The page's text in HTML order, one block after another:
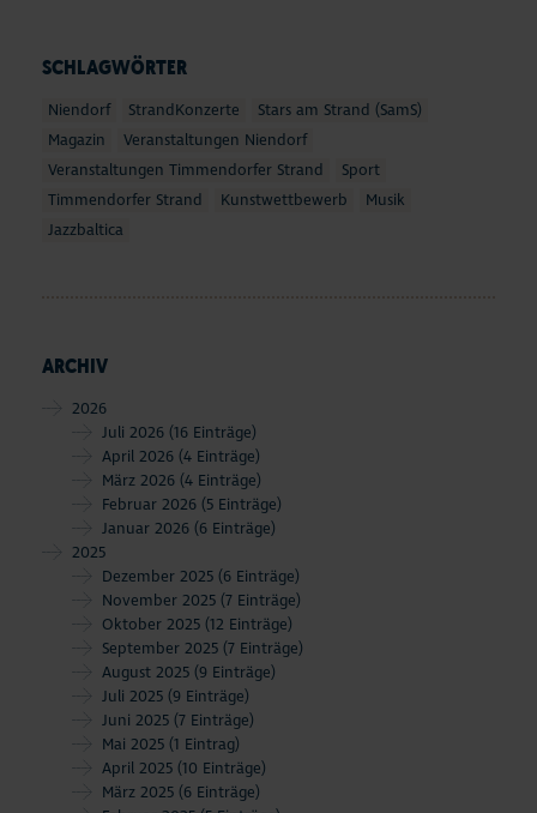
SCHLAGWÖRTER
Niendorf StrandKonzerte
Stars am Strand (SamS)
Magazin
Veranstaltungen Niendorf
Veranstaltungen Timmendorfer Strand
Sport
Timmendorfer Strand
Kunstwettbewerb
Musik
Jazzbaltica
ARCHIV
2026
Juli 2026 (16 Einträge)
April 2026 (4 Einträge)
März 2026 (4 Einträge)
Februar 2026 (5 Einträge)
Januar 2026 (6 Einträge)
2025
Dezember 2025 (6 Einträge)
November 2025 (7 Einträge)
Oktober 2025 (12 Einträge)
September 2025 (7 Einträge)
August 2025 (9 Einträge)
Juli 2025 (9 Einträge)
Juni 2025 (7 Einträge)
Mai 2025 (1 Eintrag)
April 2025 (10 Einträge)
März 2025 (6 Einträge)